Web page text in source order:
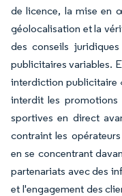
de licence, la mise en
géolocalisation et la
des conseils
publicitaires variables.
interdiction publicitaire
interdit les promotions
sportives en direct
contraint les
en se concentrant
partenariats avec des
et l'engagement des